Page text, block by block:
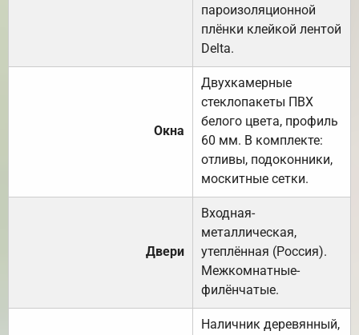
пароизоляционной
плёнки клейкой лентой
Delta.
Окна
Двухкамерные
стеклопакеты ПВХ
белого цвета, профиль
60 мм. В комплекте:
отливы, подоконники,
москитные сетки.
Двери
Входная-
металлическая,
утеплённая (Россия).
Межкомнатные-
филёнчатые.
Наличник деревянный,